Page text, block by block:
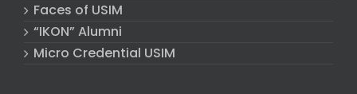
Faces of USIM
“IKON” Alumni
Micro Credential USIM